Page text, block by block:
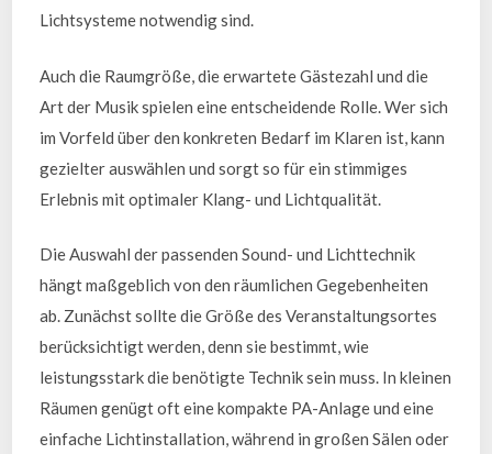
Lichtsysteme notwendig sind.
Auch die Raumgröße, die erwartete Gästezahl und die
Art der Musik spielen eine entscheidende Rolle. Wer sich
im Vorfeld über den konkreten Bedarf im Klaren ist, kann
gezielter auswählen und sorgt so für ein stimmiges
Erlebnis mit optimaler Klang- und Lichtqualität.
Die Auswahl der passenden Sound- und Lichttechnik
hängt maßgeblich von den räumlichen Gegebenheiten
ab. Zunächst sollte die Größe des Veranstaltungsortes
berücksichtigt werden, denn sie bestimmt, wie
leistungsstark die benötigte Technik sein muss. In kleinen
Räumen genügt oft eine kompakte PA-Anlage und eine
einfache Lichtinstallation, während in großen Sälen oder